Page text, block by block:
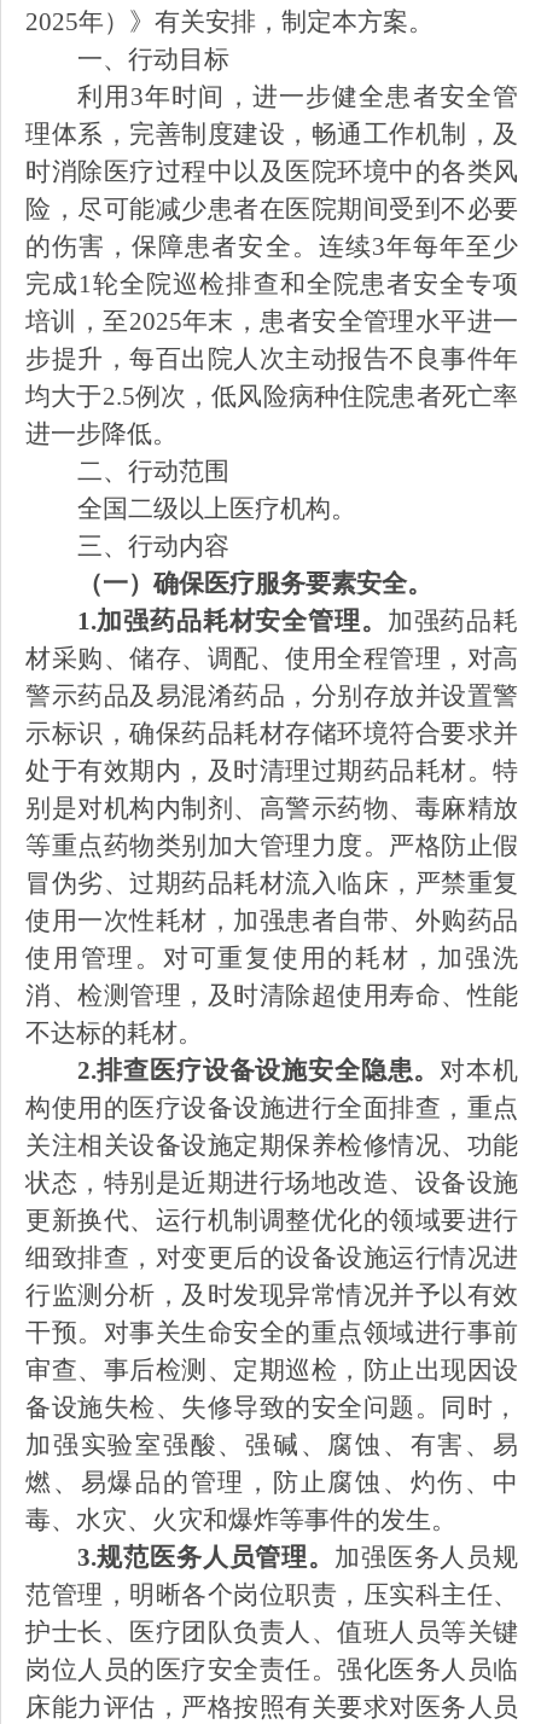
2025年）》 有关安排，制定本方案。
一、行动目标
利用 3年时间，进一步健全患者安全管
理体系，完善制度建设，畅通工作机制，及
时消除医疗过程中以及医院环境中的各类风
险，尽可能减少患者在医院期间受到不必要
的伤害，保障患者安全。连续3年每年至少
完成1轮全院巡检排查和全院患者安全专项
培训，至2025年末，患者安全管理水平进一
步提升，每百出院人次主动报告不良事件年
均大于2.5例次，低风险病种住院患者死亡率
进一步降低。
二、行动范围
全国二级以上医疗机构。
三、行动内容
（一）确保医疗服务要素安全。
1.加强药品耗材安全管理。 加强药品耗
材采购、储存、调配、使用全程管理，对高
警示药品及易混淆药品，分别存放并设置警
示标识，确保药品耗材存储环境符合要求并
处于有效期内，及时清理过期药品耗材。特
别是对机构内制剂、高警示药物、毒麻精放
等重点药物类别加大管理力度。严格防止假
冒伪劣、过期药品耗材流入临床，严禁重复
使用一次性耗材，加强患者自带、外购药品
使用管理。对可重复使用的耗材，加强洗
消、检测管理，及时清除超使用寿命、性能
不达标的耗材。
2.排查医疗设备设施安全隐患。对本机
构使用的医疗设备设施进行全面排查，重点
关注相关设备设施定期保养检修情况、功能
状态，特别是近期进行场地改造、设备设施
更新换代、运行机制调整优化的领域要进行
细致排查，对变更后的设备设施运行情况进
行监测分析，及时发现异常情况并予以有效
干预。对事关生命安全的重点领域进行事前
审查、事后检测、定期巡检，防止出现因设
备设施失检、失修导致的安全问题。同时，
加强实验室强酸、强碱、腐蚀、有害、易
燃、易爆品的管理，防止腐蚀、灼伤、中
毒、水灾、火灾和爆炸等事件的发生。
3.规范医务人员管理。 加强医务人员规
范管理，明晰各个岗位职责，压实科主任、
护士长、医疗团队负责人、值班人员等关键
岗位人员的医疗安全责任。强化医务人员临
床能力评估，严格按照有关要求对医务人员